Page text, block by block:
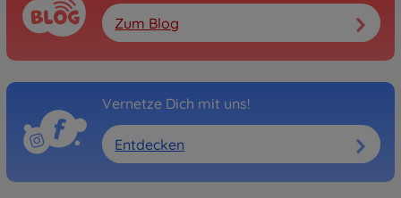
Zum Blog
Vernetze Dich mit uns!
Entdecken